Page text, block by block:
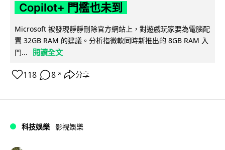
Copilot+ 門檻也未到
Microsoft 被發現靜靜刪除官方網站上，對遊戲玩家要為電腦配
置 32GB RAM 的建議。分析指微軟同時新推出的 8GB RAM 入
門...
閱讀全文
118 8 ↗ 分享
科技娛樂 影視娛樂